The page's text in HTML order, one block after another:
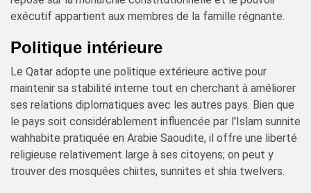
exécutif appartient aux membres de la famille régnante.
Politique intérieure
Le Qatar adopte une politique extérieure active pour
maintenir sa stabilité interne tout en cherchant à améliorer
ses relations diplomatiques avec les autres pays. Bien que
le pays soit considérablement influencée par l'Islam sunnite
wahhabite pratiquée en Arabie Saoudite, il offre une liberté
religieuse relativement large à ses citoyens; on peut y
trouver des mosquées chiites, sunnites et shia twelvers.